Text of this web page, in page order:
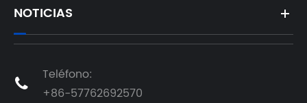
NOTICIAS

Teléfono:
+86-57762692570